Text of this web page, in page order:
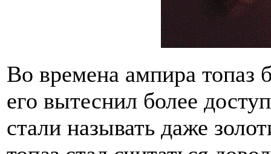
Во времена ампира топаз
его вытеснил более
стали называть даже